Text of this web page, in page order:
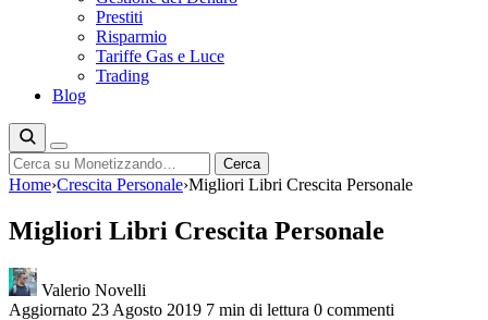
Prestiti
Risparmio
Tariffe Gas e Luce
Trading
Blog
Cerca Cerca
Home›Crescita Personale›Migliori Libri Crescita Personale
Migliori Libri Crescita Personale
Valerio Novelli
Aggiornato 23 Agosto 2019 7 min di lettura 0 commenti